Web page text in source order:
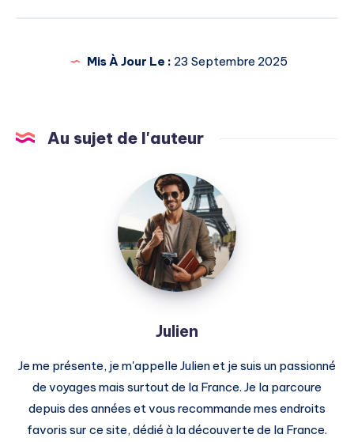
Mis À Jour Le : 23 Septembre 2025
Au sujet de l'auteur
Julien
Julien
Je me présente, je m'appelle Julien et je suis un passionné
de voyages mais surtout de la France. Je la parcoure
depuis des années et vous recommande mes endroits
favoris sur ce site, dédié à la découverte de la France.